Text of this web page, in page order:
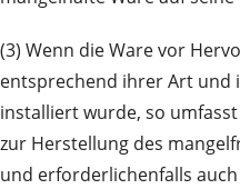
(3) Wenn die Ware vor
entsprechend ihrer Art und
installiert wurde, so
zur Herstellung des
und erforderlichenfalls